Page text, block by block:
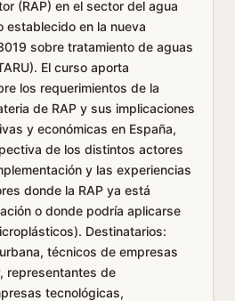
(RAP) en el sector del agua
establecido en la nueva
sobre tratamiento de aguas
El curso aporta
los requerimientos de la
de RAP y sus implicaciones
y económicas en España,
de los distintos actores
y las experiencias
donde la RAP ya está
o donde podría aplicarse
Destinatarios:
técnicos de empresas
representantes de
tecnológicas,